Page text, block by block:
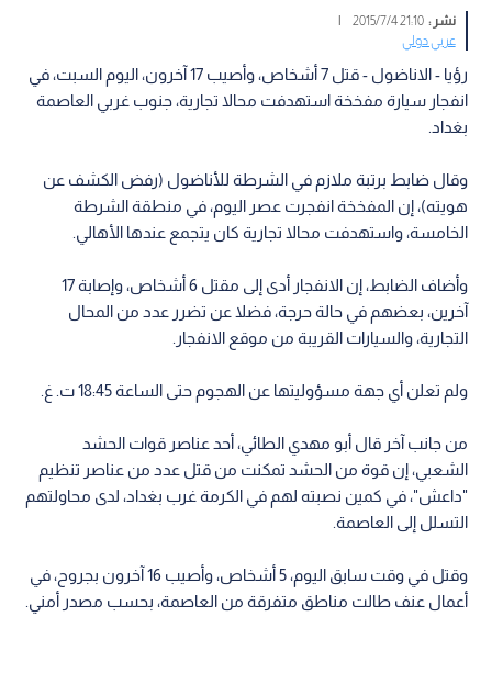
نشر :21:10 2015/7/4
|
عربي دولي
رؤيا - الاناضول - قتل 7 أشخاص، وأصيب 17 آخرون، اليوم السبت، في
انفجار سيارة مفخخة استهدفت محالا تجارية، جنوب غربي العاصمة
بغداد.
وقال ضابط برتبة ملازم في الشرطة للأناضول (رفض الكشف عن
هويته)، إن المفخخة انفجرت عصر اليوم، في منطقة الشرطة
الخامسة، واستهدفت محالا تجارية كان يتجمع عندها الأهالي.
وأضاف الضابط، إن الانفجار أدى إلى مقتل 6 أشخاص، وإصابة 17
آخرين، بعضهم في حالة حرجة، فضلا عن تضرر عدد من المحال
التجارية، والسيارات القريبة من موقع الانفجار.
ولم تعلن أي جهة مسؤوليتها عن الهجوم حتى الساعة 18:45 ت. غ.
من جانب آخر قال أبو مهدي الطائي، أحد عناصر قوات الحشد
الشعبي، إن قوة من الحشد تمكنت من قتل عدد من عناصر تنظيم
"داعش"، في كمين نصبته لهم في الكرمة غرب بغداد، لدى محاولتهم
التسلل إلى العاصمة.
وقتل في وقت سابق اليوم، 5 أشخاص، وأصيب 16 آخرون بجروح، في
أعمال عنف طالت مناطق متفرقة من العاصمة، بحسب مصدر أمني.